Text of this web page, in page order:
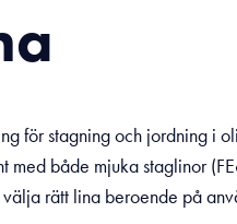
för stagning och jordning i
med både mjuka staglinor
rätt lina beroende på